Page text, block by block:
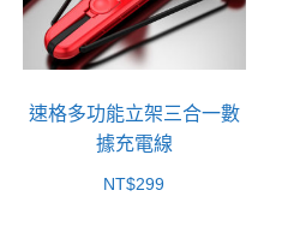
速格多功能立架三合一數
據充電線
NT$299